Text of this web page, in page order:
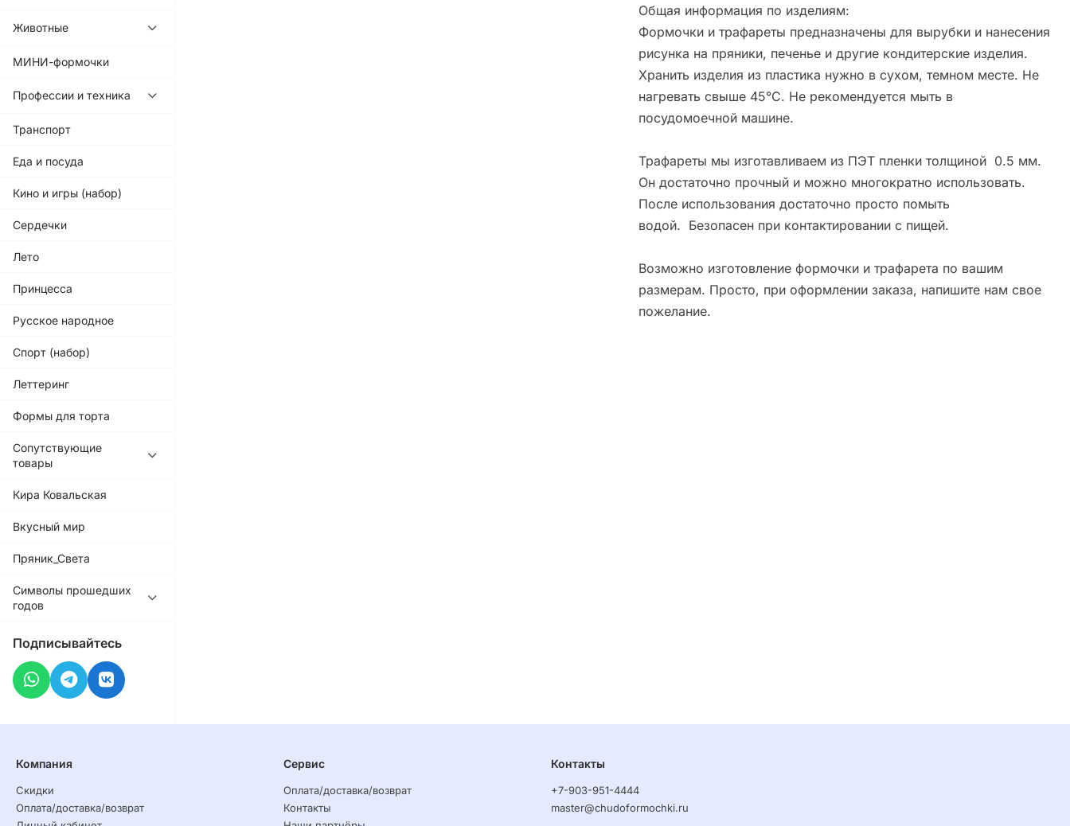
Животные
МИНИ-формочки
Профессии и техника
Транспорт
Еда и посуда
Кино и игры (набор)
Сердечки
Лето
Принцесса
Русское народное
Спорт (набор)
Леттеринг
Формы для торта
Сопутствующие
товары
Кира Ковальская
Вкусный мир
Пряник_Света
Символы прошедших
годов
Подписывайтесь
Общая информация по изделиям:
Формочки и трафареты предназначены для вырубки и нанесения
рисунка на пряники, печенье и другие кондитерские изделия.
Хранить изделия из пластика нужно в сухом, темном месте. Не
нагревать свыше 45°С. Не рекомендуется мыть в
посудомоечной машине.
Трафареты мы изготавливаем из ПЭТ пленки толщиной 0.5 мм.
Он достаточно прочный и можно многократно использовать.
После использования достаточно просто помыть
водой. Безопасен при контактировании с пищей.
Возможно изготовление формочки и трафарета по вашим
размерам. Просто, при оформлении заказа, напишите нам свое
пожелание.
Компания
Скидки
Оплата/доставка/возврат
Сервис
Оплата/доставка/возврат
Контакты
Контакты
+7-903-951-4444
master@chudoformochki.ru